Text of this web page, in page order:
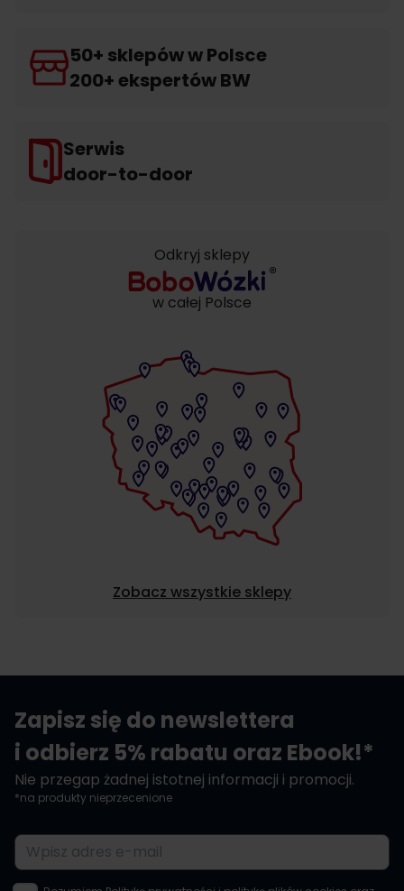
50+ sklepów w Polsce
200+ ekspertów BW
Serwis
door-to-door
Odkryj sklepy
w całej Polsce
Zobacz wszystkie sklepy
Zapisz się do newslettera
i odbierz 5% rabatu oraz Ebook!*
Nie przegap żadnej istotnej informacji i promocji.
*na produkty nieprzecenione
Adres e-mail